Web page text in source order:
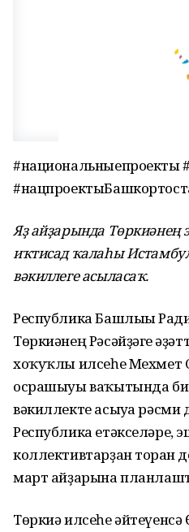
#национальныепроекты
Яҙ айҙарында Төркиәнең
иҡтисад ҡалаһы
вәкиллеге асыласаҡ.
Республика Башлығы
Төркиәнең Рәсәйҙәге
хоҡуҡлы илсеһе Мехмет
осрашыуы ваҡытында
вәкиллекте асыуға рәсми
Республика
коллективтарҙан торған
март айҙарына
Төркиә илсеһе